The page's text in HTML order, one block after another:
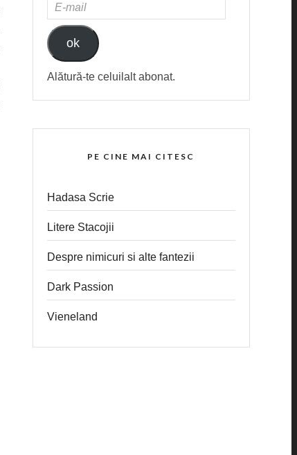
MAIL
ok
Alătură-te celuilalt abonat.
PE CINE MAI CITESC
Hadasa Scrie
Litere Stacojii
Despre nimicuri si alte fantezii
Dark Passion
Vieneland